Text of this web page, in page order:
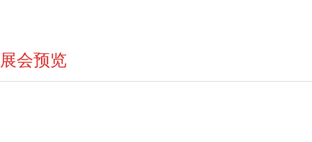
展会预览